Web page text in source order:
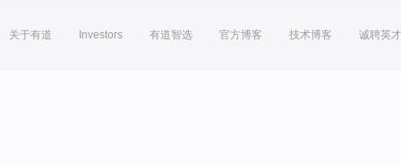
关于有道 Investors 有道智选 官方博客 技术博客 诚聘英才